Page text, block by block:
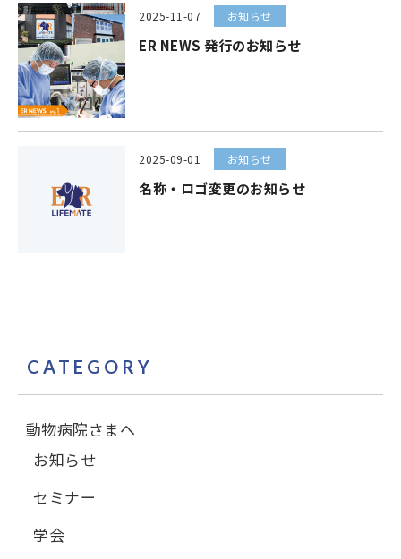
2025-11-07 お知らせ
ER NEWS 発行のお知らせ
2025-09-01 お知らせ
名称・ロゴ変更のお知らせ
CATEGORY
動物病院さまへ
お知らせ
セミナー
学会